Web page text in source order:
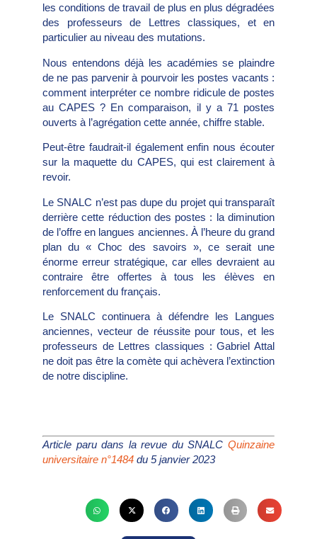
les conditions de travail de plus en plus dégradées
des professeurs de Lettres classiques, et en
particulier au niveau des mutations.
Nous entendons déjà les académies se plaindre
de ne pas parvenir à pourvoir les postes vacants :
comment interpréter ce nombre ridicule de postes
au CAPES ? En comparaison, il y a 71 postes
ouverts à l’agrégation cette année, chiffre stable.
Peut-être faudrait-il également enfin nous écouter
sur la maquette du CAPES, qui est clairement à
revoir.
Le SNALC n’est pas dupe du projet qui transparaît
derrière cette réduction des postes : la diminution
de l’offre en langues anciennes. À l’heure du grand
plan du « Choc des savoirs », ce serait une
énorme erreur stratégique, car elles devraient au
contraire être offertes à tous les élèves en
renforcement du français.
Le SNALC continuera à défendre les Langues
anciennes, vecteur de réussite pour tous, et les
professeurs de Lettres classiques : Gabriel Attal
ne doit pas être la comète qui achèvera l’extinction
de notre discipline.
Article paru dans la revue du SNALC Quinzaine
universitaire n°1484 du 5 janvier 2023